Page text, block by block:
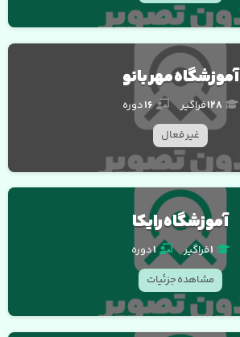
آموزشگاه مهر بانو
128فراگیر 16دوره
غیر فعال
آموزشگاه رایکا
1فراگیر 1دوره
مشاهده جزئیات